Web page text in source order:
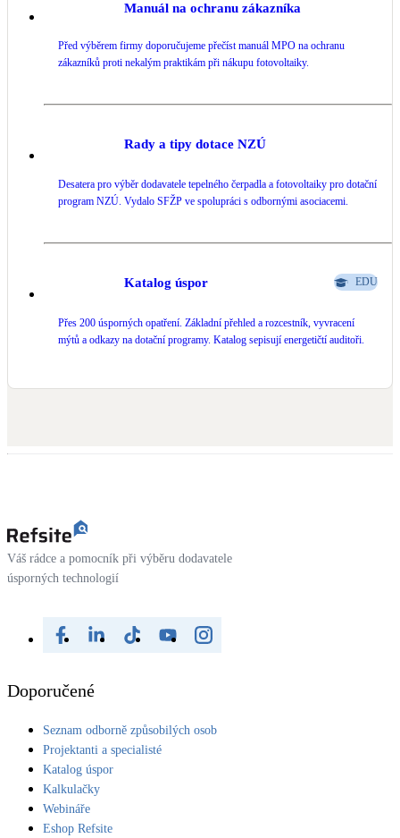
Vnitřní i venkovní
Retence deštové vody
Vegetační střechy
Větrné elektrárny NEW
Manuál na ochranu zákazníka
Před výběrem firmy doporučujeme přečíst manuál MPO na ochranu
zákazníků proti nekalým praktikám při nákupu fotovoltaiky.
Rady a tipy dotace NZÚ
Desatera pro výběr dodavatele tepelného čerpadla a fotovoltaiky pro dotační
program NZÚ. Vydalo SFŽP ve spolupráci s odbornými asociacemi.
Katalog úspor EDU
Přes 200 úsporných opatření. Základní přehled a rozcestník, vyvracení
mýtů a odkazy na dotační programy. Katalog sepisují energetičtí auditoři.
Váš rádce a pomocník při výběru dodavatele
úsporných technologií
Doporučené
Seznam odborně způsobilých osob
Projektanti a specialisté
Katalog úspor
Kalkulačky
Webináře
Eshop Refsite